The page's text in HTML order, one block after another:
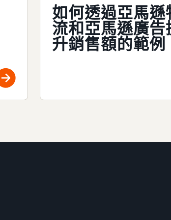
如何透過亞馬遜
流和亞馬遜廣告
升銷售額的範例